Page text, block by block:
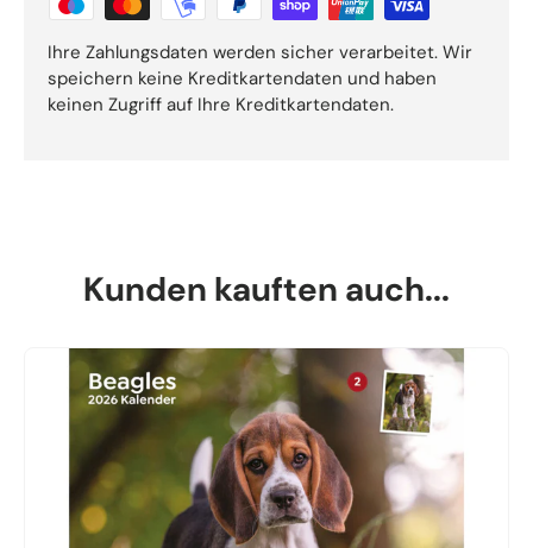
Ihre Zahlungsdaten werden sicher verarbeitet. Wir
speichern keine Kreditkartendaten und haben
keinen Zugriff auf Ihre Kreditkartendaten.
Kunden kauften auch...